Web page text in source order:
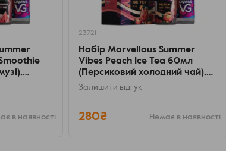
в наявності
23721
Набір Marvellous Summer
Vibes Peach Ice Tea 60мл
(Персиковий холодний чай),
самозаміс
Залишити відгук
280₴ Немає в наявності